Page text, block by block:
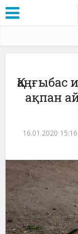
Қаңғыбас
ақпан
16.01.2020 15:16